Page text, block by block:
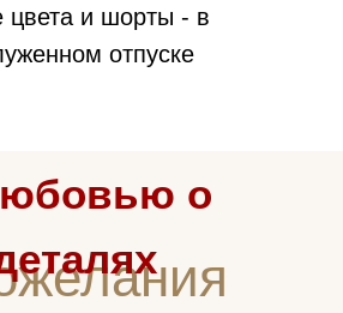
цвета и шорты - в
отпуске
о